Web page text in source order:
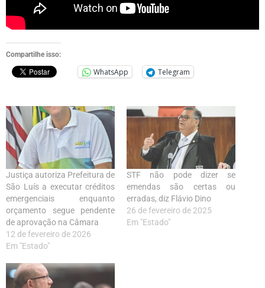
Compartilhe isso:
WhatsApp Telegram
Justiça autoriza Prefeitura de
São Luís a executar créditos
emergenciais enquanto
orçamento segue pendente
de aprovação na Câmara
12 de fevereiro de 2026
Em "Estado"
STF não pode dizer se
emendas são certas ou
erradas, diz Flávio Dino
26 de fevereiro de 2025
Em "Estado"